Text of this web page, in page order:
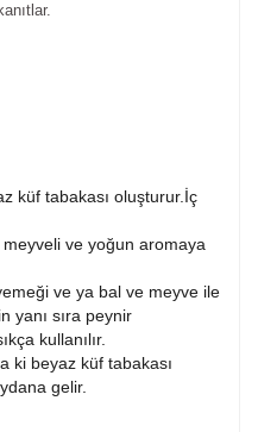
küf tabakası oluşturur.İç
meyveli ve yoğun aromaya
ve ya bal ve meyve ile
yanı sıra peynir
kullanılır.
ki beyaz küf tabakası
gelir.